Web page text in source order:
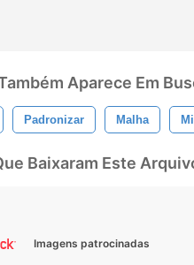
Aparece Em
Padronizar Malha
Baixaram Este
Imagens patrocinadas